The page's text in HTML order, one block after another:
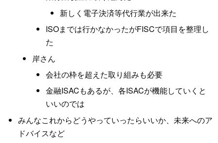
新しく電子決済等代行業が出来た
ISOまでは行かなかったがFISCで項目を整理し
た
岸さん
会社の枠を超えた取り組みも必要
金融ISACもあるが、各ISACが機能していくと
いいのでは
みんなこれからどうやっていったらいいか、未来へのア
ドバイスなど